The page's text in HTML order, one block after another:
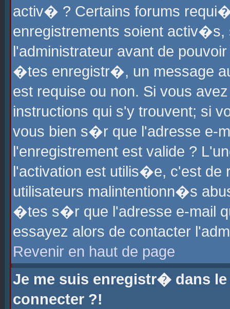
activ� ? Certains forums
enregistrements soient
l'administrateur avant de
�tes enregistr�, un message
est requise ou non. Si vous
instructions qui s'y trouvent; si
vous bien s�r que l'adresse e-
l'enregistrement est valide ?
l'activation est utilis�e, c'est
utilisateurs malintentionn�s
�tes s�r que l'adresse e-mail
essayez alors de contacter
Revenir en haut de page
Je me suis enregistr� dans
connecter ?!